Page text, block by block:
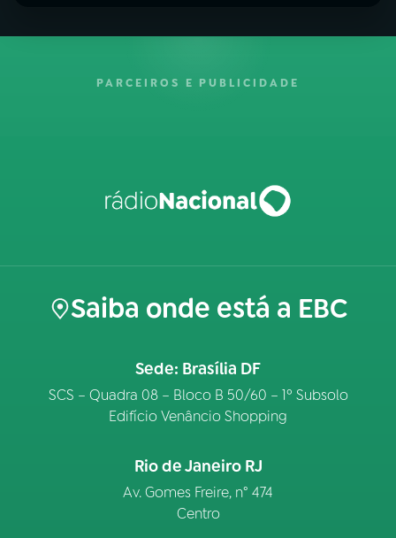
PARCEIROS E PUBLICIDADE
Saiba onde está a EBC
Sede: Brasília DF
SCS – Quadra 08 – Bloco B 50/60 – 1º Subsolo
Edifício Venâncio Shopping
Rio de Janeiro RJ
Av. Gomes Freire, n° 474
Centro